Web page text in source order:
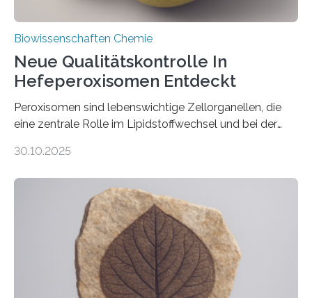
Biowissenschaften Chemie
Neue Qualitätskontrolle In
Hefeperoxisomen Entdeckt
Peroxisomen sind lebenswichtige Zellorganellen, die
eine zentrale Rolle im Lipidstoffwechsel und bei der
erfüllen können, müssen zahlreiche Enzyme präzise in
der Ruhr-Universität Bochum um Prof. Dr. Ralf Erdmann
und Dr. Ismaila Francis Yusuf hat nun einen bislang
unbekannten Qualitätskontrollmechanismus des
peroxisomalen Proteintransports in der Bäckerhefe
Saccharomyces cerevisiae entdeckt, der für die
Funktionsfähigkeit der Organellen entscheidend ist. Die
Studie wurde am 28. Oktober 2025 in der
30.10.2025